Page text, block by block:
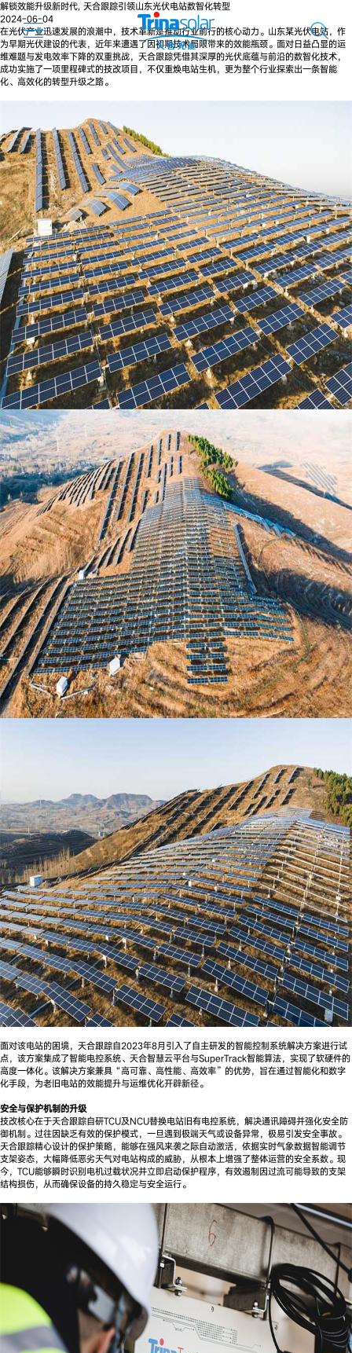
解锁效能升级新时代, 天合跟踪引领山东光伏电站数智化转型
2024-06-04
在光伏产业迅速发展的浪潮中，技术革新是推动行业前行的核心动力。山东某光伏电站，作
为早期光伏建设的代表，近年来遭遇了因初期技术局限带来的效能瓶颈。面对日益凸显的运
维难题与发电效率下降的双重挑战，天合跟踪凭借其深厚的光伏底蕴与前沿的数智化技术，
成功实施了一项里程碑式的技改项目，不仅重焕电站生机，更为整个行业探索出一条智能
化、高效化的转型升级之路。
面对该电站的困境，天合跟踪自2023年8月引入了自主研发的智能控制系统解决方案进行试
点，该方案集成了智能电控系统、天合智慧云平台与SuperTrack智能算法，实现了软硬件的
高度一体化。该解决方案兼具“高可靠、高性能、高效率”的优势，旨在通过智能化和数字
化手段，为老旧电站的效能提升与运维优化开辟新径。
安全与保护机制的升级
技改核心在于天合跟踪自研TCU及NCU替换电站旧有电控系统，解决通讯障碍并强化安全防
御机制。过往因缺乏有效的保护模式，一旦遇到极端天气或设备异常，极易引发安全事故。
天合跟踪精心设计的保护策略，能够在强风来袭之际自动激活，依据实时气象数据智能调节
支架姿态，大幅降低恶劣天气对电站构成的威胁，从根本上增强了整体运营的安全系数。现
今，TCU能够瞬时识别电机过载状况并立即启动保护程序，有效遏制因过流可能导致的支架
结构损伤，从而确保设备的持久稳定与安全运行。